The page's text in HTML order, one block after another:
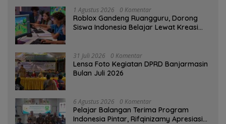
1 Agustus 2026 0 Komentar
Roblox Gandeng Ruangguru, Dorong
Siswa Indonesia Belajar Lewat Kreasi
31 Juli 2026 0 Komentar
Lensa Foto Kegiatan DPRD Banjarmasin
Bulan Juli 2026
6 Agustus 2026 0 Komentar
Pelajar Balangan Terima Program
Indonesia Pintar, Rifqinizamy Apresiasi